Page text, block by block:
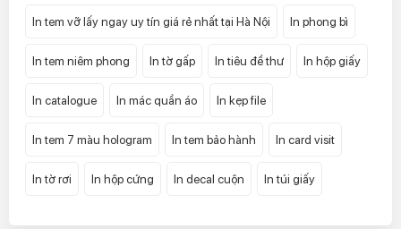
In tem vỡ lấy ngay uy tín giá rẻ nhất tại Hà Nội In phong bì
In tem niêm phong In tờ gấp In tiêu đề thư In hộp giấy
In catalogue In mác quần áo In kẹp file
In tem 7 màu hologram In tem bảo hành In card visit
In tờ rơi In hộp cứng In decal cuộn In túi giấy